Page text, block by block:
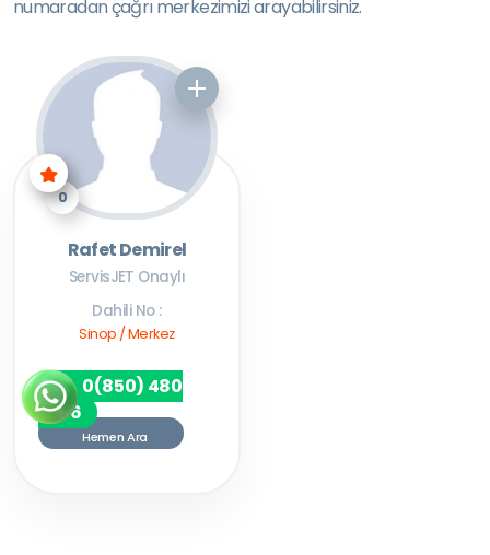
numaradan çağrı merkezimizi arayabilirsiniz.
0
Rafet Demirel
ServisJET Onaylı
Dahili No :
Sinop / Merkez
0(850) 480
7256
Hemen Ara